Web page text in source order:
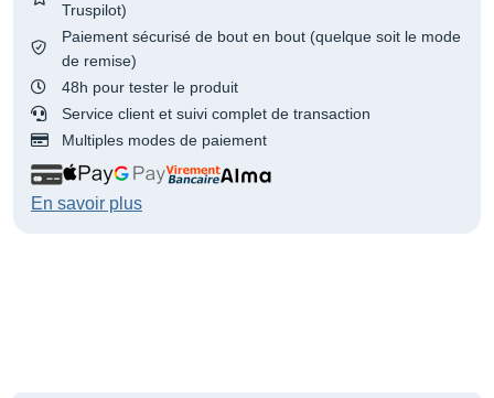
Truspilot)
Paiement sécurisé de bout en bout (quelque soit le mode
de remise)
48h pour tester le produit
Service client et suivi complet de transaction
Multiples modes de paiement
En savoir plus